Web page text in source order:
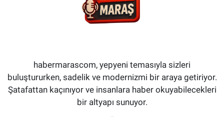
habermarascom, yepyeni temasıyla sizleri
buluştururken, sadelik ve modernizmi bir araya getiriyor.
Şatafattan kaçınıyor ve insanlara haber okuyabilecekleri
bir altyapı sunuyor.